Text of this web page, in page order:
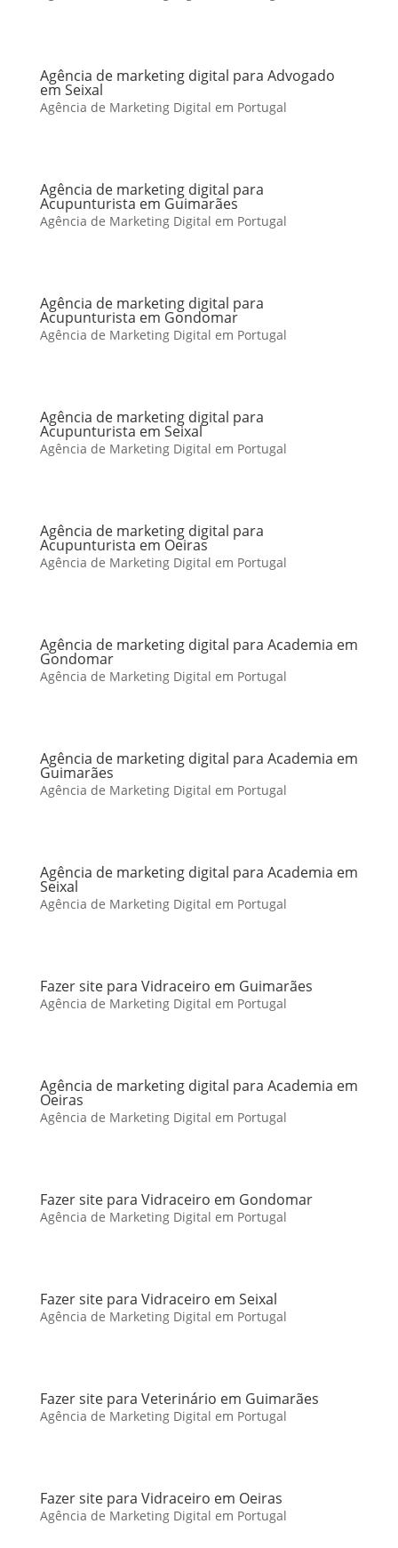
Agência de marketing digital para Advogado
em Seixal
Agência de Marketing Digital em Portugal
Agência de marketing digital para
Acupunturista em Guimarães
Agência de Marketing Digital em Portugal
Agência de marketing digital para
Acupunturista em Gondomar
Agência de Marketing Digital em Portugal
Agência de marketing digital para
Acupunturista em Seixal
Agência de Marketing Digital em Portugal
Agência de marketing digital para
Acupunturista em Oeiras
Agência de Marketing Digital em Portugal
Agência de marketing digital para Academia em
Gondomar
Agência de Marketing Digital em Portugal
Agência de marketing digital para Academia em
Guimarães
Agência de Marketing Digital em Portugal
Agência de marketing digital para Academia em
Seixal
Agência de Marketing Digital em Portugal
Fazer site para Vidraceiro em Guimarães
Agência de Marketing Digital em Portugal
Agência de marketing digital para Academia em
Oeiras
Agência de Marketing Digital em Portugal
Fazer site para Vidraceiro em Gondomar
Agência de Marketing Digital em Portugal
Fazer site para Vidraceiro em Seixal
Agência de Marketing Digital em Portugal
Fazer site para Veterinário em Guimarães
Agência de Marketing Digital em Portugal
Fazer site para Vidraceiro em Oeiras
Agência de Marketing Digital em Portugal